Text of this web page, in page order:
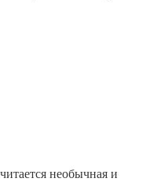
необычная и